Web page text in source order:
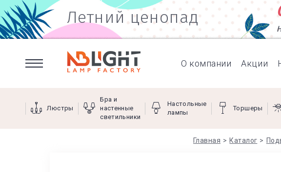
Летний ценопад
О компании Акции
Люстры
Бра и
настенные
светильники
Настольные
лампы
Торшеры
Главная Каталог